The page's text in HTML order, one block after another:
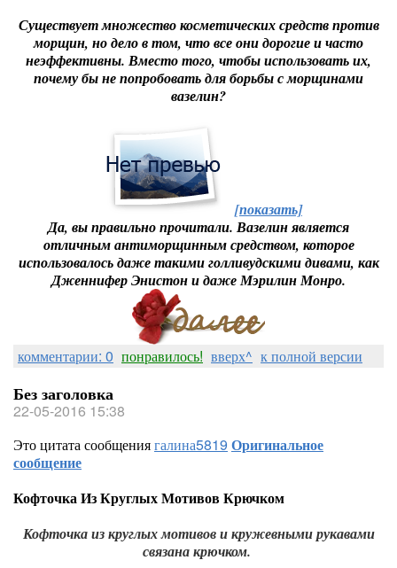
Существует множество косметических средств против
морщин, но дело в том, что все они дорогие и часто
неэффективны. Вместо того, чтобы использовать их,
почему бы не попробовать для борьбы с морщинами
вазелин?
[показать]
Да, вы правильно прочитали. Вазелин является
отличным антиморщинным средством, которое
использовалось даже такими голливудскими дивами, как
Дженнифер Энистон и даже Мэрилин Монро.
комментарии: 0 понравилось! вверх^ к полной версии
Без заголовка
22-05-2016 15:38
Это цитата сообщениягалина5819 Оригинальное
сообщение
Кофточка Из Круглых Мотивов Крючком
Кофточка из круглых мотивов и кружевными рукавами
связана крючком.